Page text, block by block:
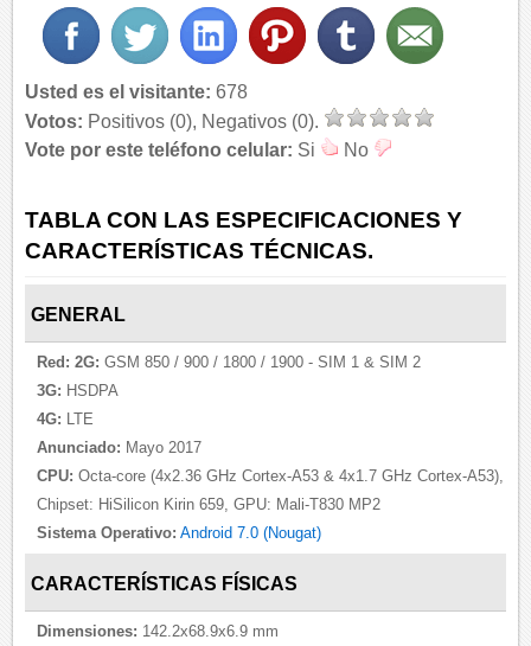
Usted es el visitante: 678
Votos: Positivos (0), Negativos (0).
Vote por este teléfono celular: Si No
TABLA CON LAS ESPECIFICACIONES Y
CARACTERÍSTICAS TÉCNICAS.
GENERAL
Red: 2G: GSM 850 / 900 / 1800 / 1900 - SIM 1 & SIM 2
3G: HSDPA
4G: LTE
Anunciado: Mayo 2017
CPU: Octa-core (4x2.36 GHz Cortex-A53 & 4x1.7 GHz Cortex-A53),
Chipset: HiSilicon Kirin 659, GPU: Mali-T830 MP2
Sistema Operativo: Android 7.0 (Nougat)
CARACTERÍSTICAS FÍSICAS
Dimensiones: 142.2x68.9x6.9 mm